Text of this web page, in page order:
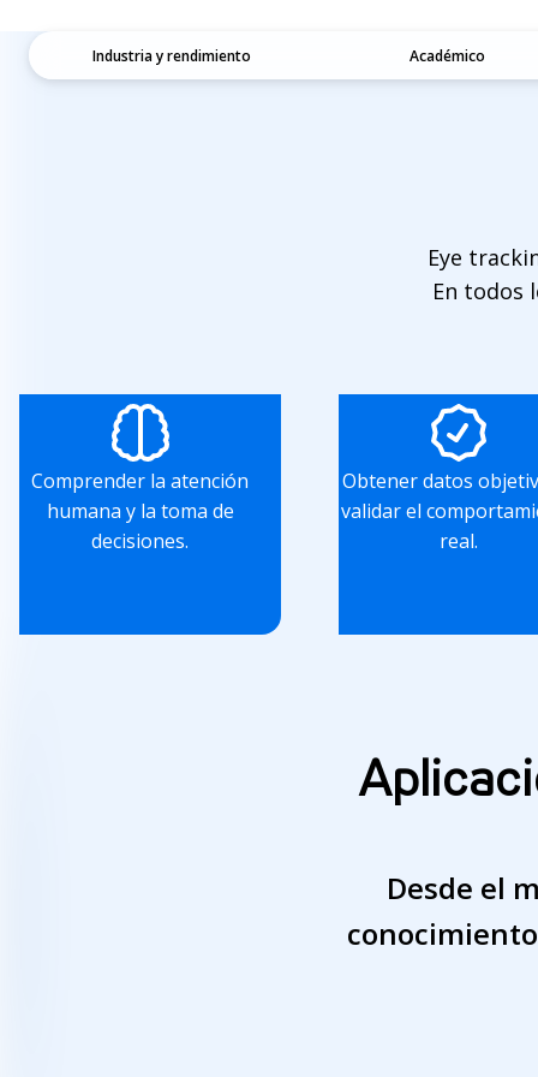
Industria y rendimiento Académico
Eye
En todos
Comprender la atención
humana y la toma de
decisiones.
Obtener datos
validar el
real.
Desde el